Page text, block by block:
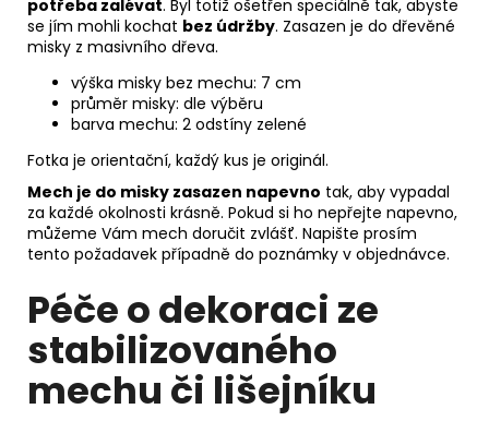
potřeba zalévat. Byl totiž ošetřen speciálně tak, abyste
se jím mohli kochat bez údržby. Zasazen je do dřevěné
misky z masivního dřeva.
výška misky bez mechu: 7 cm
průměr misky: dle výběru
barva mechu: 2 odstíny zelené
Fotka je orientační, každý kus je originál.
Mech je do misky zasazen napevno tak, aby vypadal
za každé okolnosti krásně. Pokud si ho nepřejte napevno,
můžeme Vám mech doručit zvlášť. Napište prosím
tento požadavek případně do poznámky v objednávce.
Péče o dekoraci ze
stabilizovaného
mechu či lišejníku